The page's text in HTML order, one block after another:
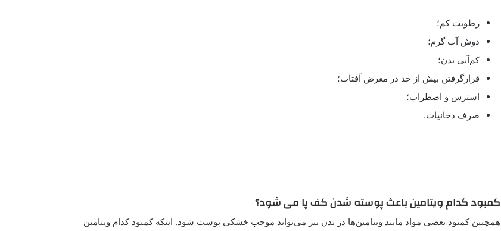
رطوبت کم؛
دوش آب گرم؛
کم‌آبی بدن؛
قرارگرفتن بیش از حد در معرض آفتاب؛
استرس و اضطراب؛
صرف دخانیات.
کمبود کدام ویتامین باعث پوسته شدن کف پا می ‌شود؟
همچنین کمبود بعضی مواد مانند ویتامین‌ها در بدن نیز می‌تواند موجب خشکی پوست شود. اینکه کمبود کدام ویتامین